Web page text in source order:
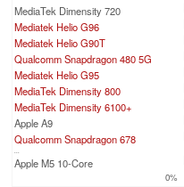
MediaTek Dimensity 720
Mediatek Helio G96
Mediatek Helio G90T
Qualcomm Snapdragon 480 5G
Mediatek Helio G95
MediaTek Dimensity 800
MediaTek Dimensity 6100+
Apple A9
Qualcomm Snapdragon 678
...
Apple M5 10-Core
0%